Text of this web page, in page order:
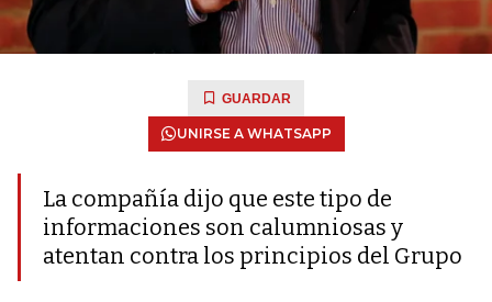
GUARDAR
UNIRSE A WHATSAPP
La compañía dijo que este tipo de
informaciones son calumniosas y
atentan contra los principios del Grupo